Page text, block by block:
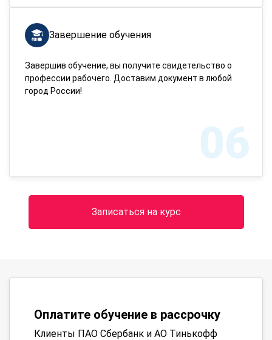
Завершение обучения
Завершив обучение, вы получите свидетельство о
профессии рабочего. Доставим документ в любой
город России!
06
Записаться на курс
Оплатите обучение в рассрочку
Клиенты ПАО Сбербанк и АО Тинькофф